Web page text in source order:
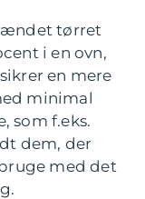
tørret
i en ovn,
en mere
minimal
som f.eks.
dem, der
med det